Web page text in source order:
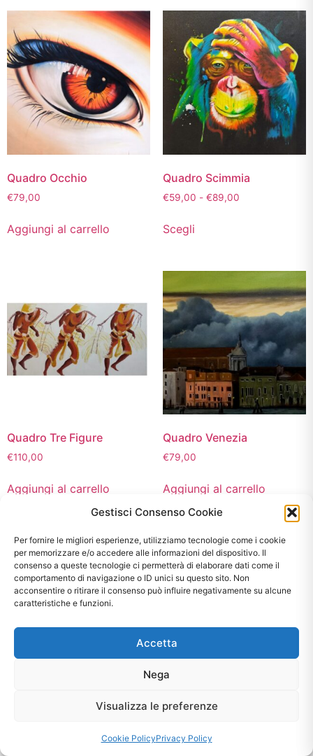
Gestisci Consenso Cookie
Per fornire le migliori esperienze, utilizziamo tecnologie come i cookie
per memorizzare e/o accedere alle informazioni del dispositivo. Il
consenso a queste tecnologie ci permetterà di elaborare dati come il
comportamento di navigazione o ID unici su questo sito. Non
acconsentire o ritirare il consenso può influire negativamente su alcune
caratteristiche e funzioni.
Accetta
Nega
Visualizza le preferenze
Cookie PolicyPrivacy Policy
Quadro Occhio
€79,00
Aggiungi al carrello
Quadro Scimmia
€59,00 - €89,00
Scegli
Quadro Tre Figure
€110,00
Aggiungi al carrello
Quadro Venezia
€79,00
Aggiungi al carrello
100